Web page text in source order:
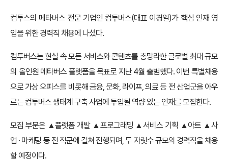
컴투스의 메타버스 전문 기업인 컴투버스(대표 이경일)가 핵심 인재 영
입을 위한 경력직 채용에 나섰다.
컴투버스는 현실 속 모든 서비스와 콘텐츠를 총망라한 글로벌 최대 규모
의 올인원 메타버스 플랫폼을 목표로 지난 4월 출범했다. 이번 특별채용
으로 가상 오피스를 비롯해 금융, 문화, 라이프, 의료 등 전 산업군을 아우
르는 컴투버스 생태계 구축 사업에 투입될 역량 있는 인재를 모집한다.
모집 부문은 ▲플랫폼 개발 ▲프로그래밍 ▲서비스 기획 ▲아트 ▲사
업 · 마케팅 등 전 직군에 걸쳐 진행되며, 두 자릿수 규모의 경력직을 채용
할 예정이다.